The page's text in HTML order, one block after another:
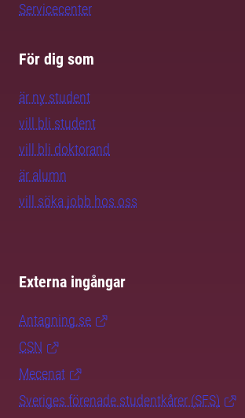
Servicecenter
För dig som
är ny student
vill bli student
vill bli doktorand
är alumn
vill söka jobb hos oss
Externa ingångar
Antagning.se
CSN
Mecenat
Sveriges förenade studentkårer (SFS)